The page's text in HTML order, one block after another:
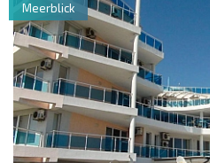
Meerblick